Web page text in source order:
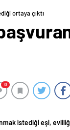
ortaya çıktı
0
istediği eşi,